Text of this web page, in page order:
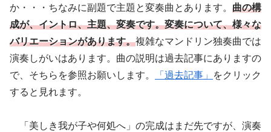
か・・・ちなみに副題で主題と変奏曲とあります。 曲の構
成が、イントロ、主題、変奏です。変奏について、様々な
バリエーションがあります。複雑なマンドリン独奏曲では
演奏しがいはあります。曲の説明は過去記事にありますの
で、そちらを参照お願いします。
「過去記事」
をクリック
すると見れます。
「美しき我が子や何処へ」の完成はまだ先ですが、演奏